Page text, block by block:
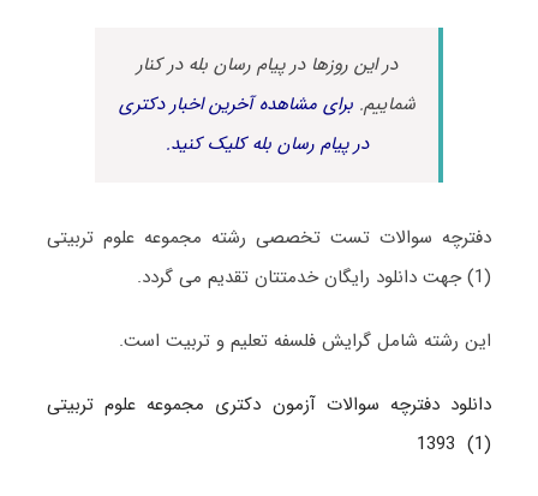
در این روزها در پیام رسان بله در کنار
شماییم.برای مشاهده آخرین اخبار دکتری
در پیام رسان بله کلیک کنید.
دفترچه سوالات تست تخصصی رشته مجموعه علوم تربیتی
(1) جهت دانلود رایگان خدمتتان تقدیم می گردد.
این رشته شامل گرایش فلسفه تعلیم و تربیت است.
دانلود دفترچه سوالات آزمون دکتری مجموعه علوم تربیتی
(1) 1393